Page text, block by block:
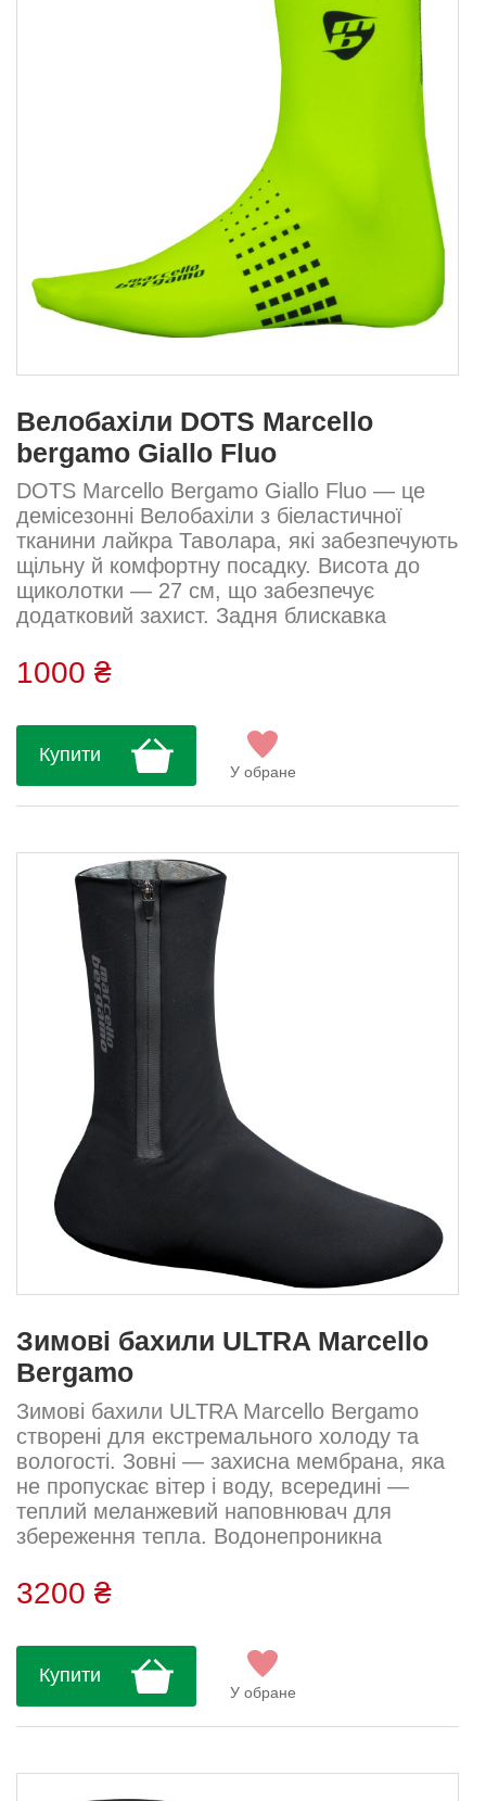
Велобахіли DOTS Marcello
bergamo Giallo Fluo
DOTS Marcello Bergamo Giallo Fluo — це
демісезонні Велобахіли з біеластичної
тканини лайкра Таволара, які забезпечують
щільну й комфортну посадку. Висота до
щиколотки — 27 см, що забезпечує
додатковий захист. Задня блискавка
на об’ємне взуття. Сезон: Весна–осінь
Висота: 27 см Тканина: Лайкра Таволара
1000 ₴
Купити
У обране
Зимові бахили ULTRA Marcello
Bergamo
Зимові бахили ULTRA Marcello Bergamo
створені для екстремального холоду та
вологості. Зовні — захисна мембрана, яка
не пропускає вітер і воду, всередині —
теплий меланжевий наповнювач для
збереження тепла. Водонепроникна
забезпечує швидке й зручне надягання.
Облягаюча посадка щільно фіксує бахил на
додаткової безпеки в темну пору.Посадка:
облягаюча Склад: 30% поліамід, 20%
нейлон, 20% поліестер, 20% поліуретан,
3200 ₴
Купити
У обране